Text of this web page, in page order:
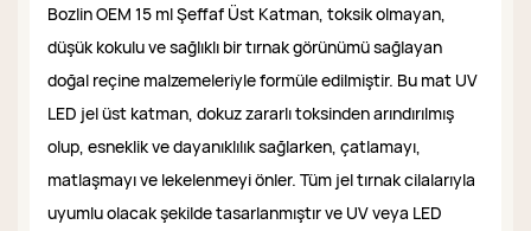
Bozlin OEM 15 ml Şeffaf Üst ​​Katman, toksik olmayan,
düşük kokulu ve sağlıklı bir tırnak görünümü sağlayan
doğal reçine malzemeleriyle formüle edilmiştir. Bu mat UV
LED jel üst katman, dokuz zararlı toksinden arındırılmış
olup, esneklik ve dayanıklılık sağlarken, çatlamayı,
matlaşmayı ve lekelenmeyi önler. Tüm jel tırnak cilalarıyla
uyumlu olacak şekilde tasarlanmıştır ve UV veya LED